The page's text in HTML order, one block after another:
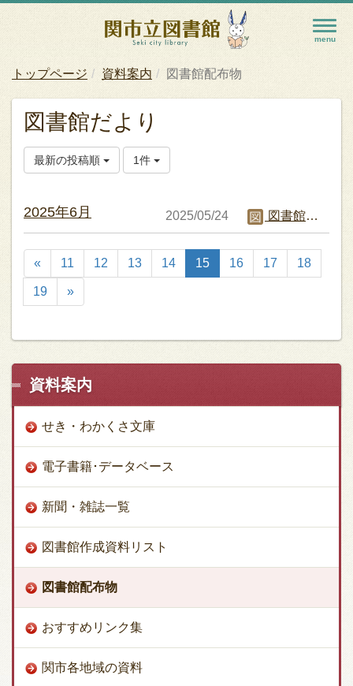
トップページ 資料案内 図書館配布物
図書館だより
最新の投稿順 1件
2025年6月 2025/05/24 図書館職員C
« 11 12 13 14 15 16 17 18
19 »
資料案内
せき・わかくさ文庫
電子書籍･データベース
新聞・雑誌一覧
図書館作成資料リスト
図書館配布物
おすすめリンク集
関市各地域の資料